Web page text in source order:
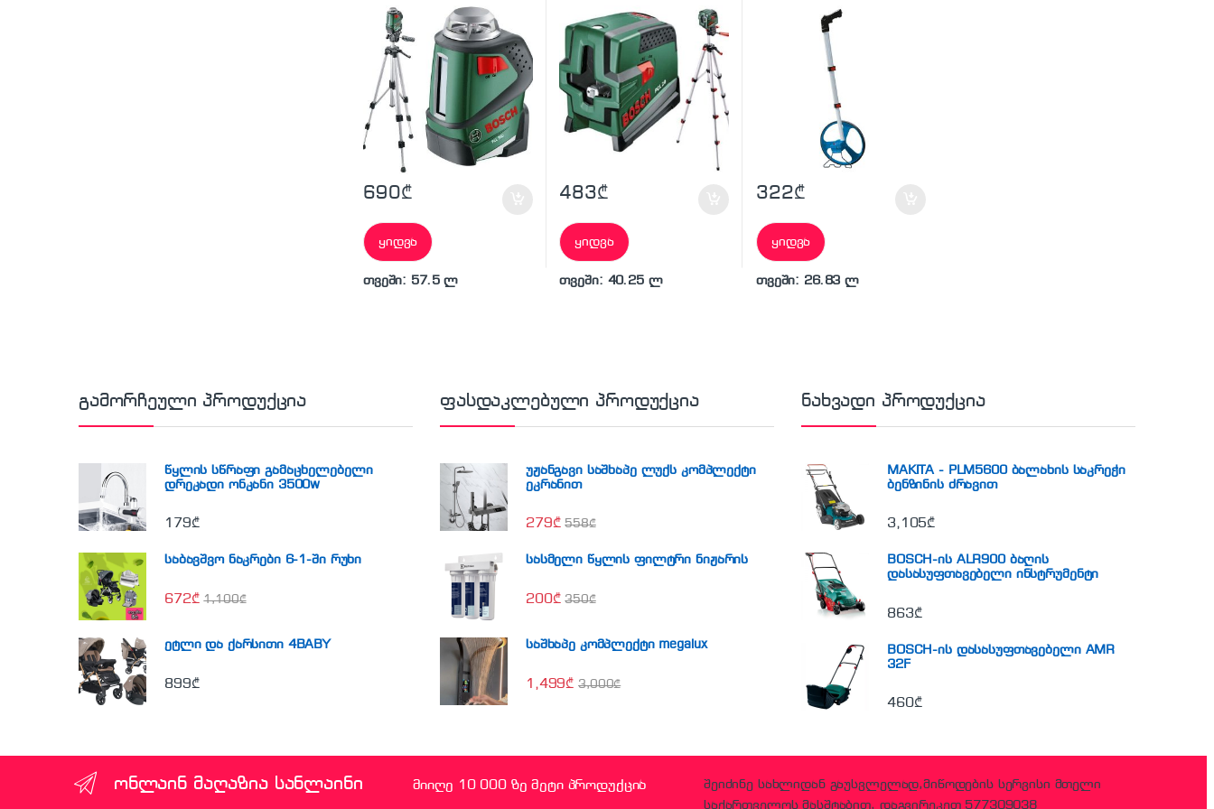
შტატივი
690₾
ყიდვა
თვეში: 57.5 ლ
483₾
ყიდვა
თვეში: 40.25 ლ
322₾
ყიდვა
თვეში: 26.83 ლ
გამორჩეული პროდუქცია
წყლის სწრაფი გამაცხელებელი
დრეკადი ონკანი 3500w
179₾
საბავშვო ნაკრები 6-1-ში რუხი
672₾ 1,100₾
ეტლი და ქარსითი 4BABY
899₾
ფასდაკლებული პროდუქცია
უჟანგავი საშხაპე ლუქს კომპლექტი
ეკრანით
279₾ 558₾
სასმელი წყლის ფილტრი ნიჟარის
200₾ 350₾
საშხაპე კომპლექტი megalux
1,499₾ 3,000₾
ნახვადი პროდუქცია
MAKITA - PLM5600 ბალახის საკრეჭი
ბენზინის ძრავით
3,105₾
BOSCH-ის ALR900 ბაღის
დასასუფთავებელი ინსტრუმენტი
863₾
BOSCH-ის დასასუფთავებელი AMR
32F
460₾
ონლაინ მაღაზია სანლაინი მიიღე 10 000 ზე მეტი პროდუქცია
შეიძინე სახლიდან გაუსვლელად,მიწოდების სერვისი მთელი
საქართველოს მასშტაბით, დაგვირეკეთ 577309038